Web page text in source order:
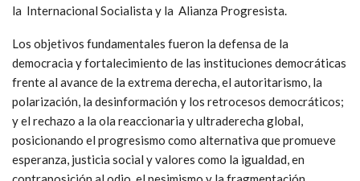
la Internacional Socialista y la Alianza Progresista.
Los objetivos fundamentales fueron la defensa de la
democracia y fortalecimiento de las instituciones democráticas
frente al avance de la extrema derecha, el autoritarismo, la
polarización, la desinformación y los retrocesos democráticos;
y el rechazo a la ola reaccionaria y ultraderecha global,
posicionando el progresismo como alternativa que promueve
esperanza, justicia social y valores como la igualdad, en